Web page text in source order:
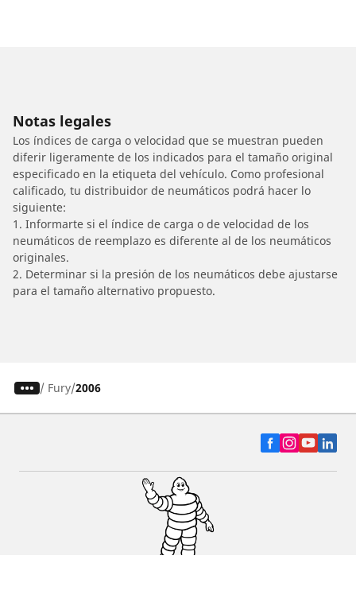
Notas legales
Los índices de carga o velocidad que se muestran pueden
diferir ligeramente de los indicados para el tamaño original
especificado en la etiqueta del vehículo. Como profesional
calificado, tu distribuidor de neumáticos podrá hacer lo
siguiente:
1. Informarte si el índice de carga o de velocidad de los
neumáticos de reemplazo es diferente al de los neumáticos
originales.
2. Determinar si la presión de los neumáticos debe ajustarse
para el tamaño alternativo propuesto.
/ Fury 2006